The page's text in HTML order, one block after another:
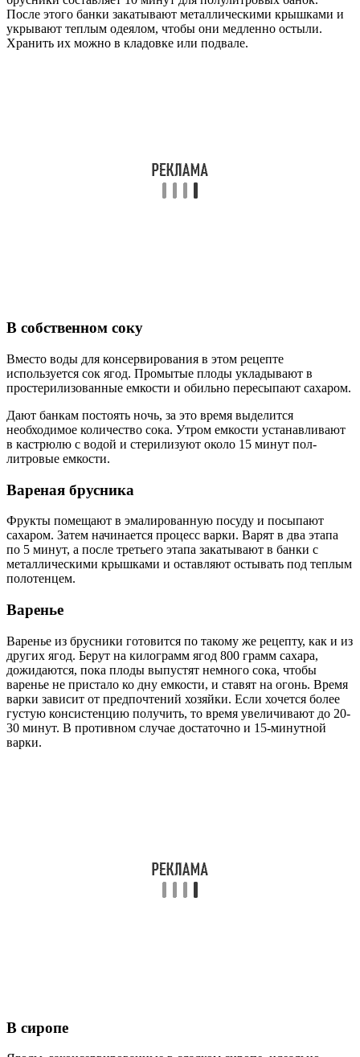
После этого банки закатывают металлическими крышками и
укрывают теплым одеялом, чтобы они медленно остыли.
Хранить их можно в кладовке или подвале.
В собственном соку
Вместо воды для консервирования в этом рецепте
используется сок ягод. Промытые плоды укладывают в
простерилизованные емкости и обильно пересыпают сахаром.
Дают банкам постоять ночь, за это время выделится
необходимое количество сока. Утром емкости устанавливают
в кастрюлю с водой и стерилизуют около 15 минут пол-
литровые емкости.
Вареная брусника
Фрукты помещают в эмалированную посуду и посыпают
сахаром. Затем начинается процесс варки. Варят в два этапа
по 5 минут, а после третьего этапа закатывают в банки с
металлическими крышками и оставляют остывать под теплым
полотенцем.
Варенье
Варенье из брусники готовится по такому же рецепту, как и из
других ягод. Берут на килограмм ягод 800 грамм сахара,
дожидаются, пока плоды выпустят немного сока, чтобы
варенье не пристало ко дну емкости, и ставят на огонь. Время
варки зависит от предпочтений хозяйки. Если хочется более
густую консистенцию получить, то время увеличивают до 20-
30 минут. В противном случае достаточно и 15-минутной
варки.
В сиропе